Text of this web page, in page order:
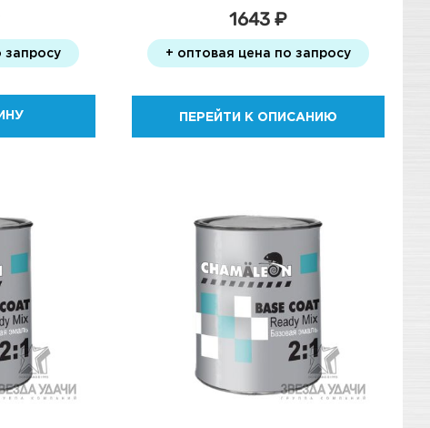
запросу
1643 ₽
+ оптовая цена по запросу
ПЕРЕЙТИ К ОПИСАНИЮ